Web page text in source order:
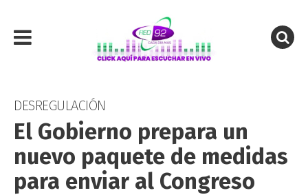
DESREGULACIÓN
El Gobierno prepara un
nuevo paquete de medidas
para enviar al Congreso